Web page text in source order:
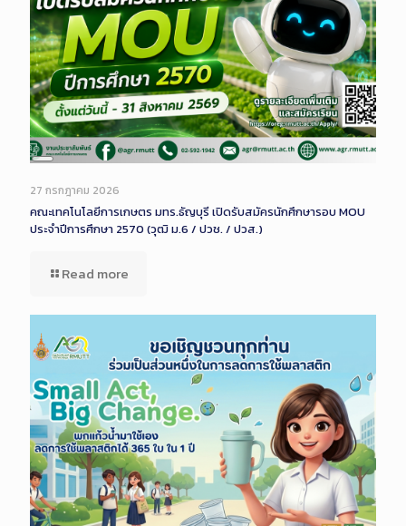
Long
Description
27 กรกฎาคม 2026
คณะเทคโนโลยีการเกษตร มทร.ธัญบุรี เปิดรับสมัครนักศึกษารอบ MOU
ประจำปีการศึกษา 2570 (วุฒิ ม.6 / ปวช. / ปวส.)
Read more